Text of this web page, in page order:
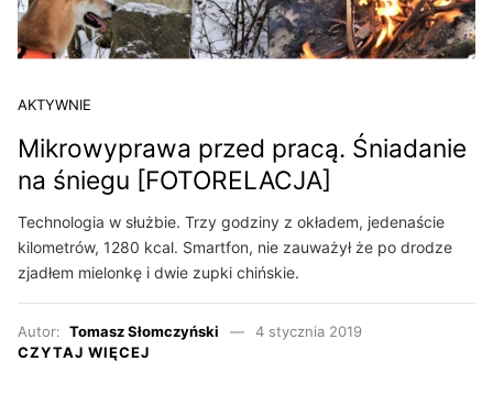
AKTYWNIE
Mikrowyprawa przed pracą. Śniadanie
na śniegu [FOTORELACJA]
Technologia w służbie. Trzy godziny z okładem, jedenaście
kilometrów, 1280 kcal. Smartfon, nie zauważył że po drodze
zjadłem mielonkę i dwie zupki chińskie.
Autor: Tomasz Słomczyński
4 stycznia 2019
CZYTAJ WIĘCEJ